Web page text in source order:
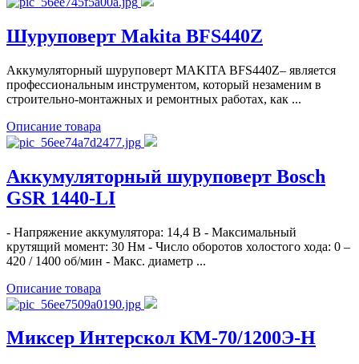
Шуруповерт Makita BFS440Z
Аккумуляторный шуруповерт MAKITA BFS440Z– является
профессиональным инструментом, который незаменим в
строительно-монтажных и ремонтных работах, как ...
Описание товара
Аккумуляторный шуруповерт Bosch
GSR 1440-LI
- Напряжение аккумулятора: 14,4 В - Максимальный
крутящий момент: 30 Нм - Число оборотов холостого хода: 0 –
420 / 1400 об/мин - Макс. диаметр ...
Описание товара
Миксер Интерскол КМ-70/1200Э-Н